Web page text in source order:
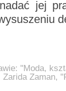
jej
"Moda,
Zaman,